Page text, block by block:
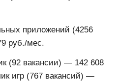
приложений (4256
руб./мес.
(92 вакансии) — 142 608
игр (767 вакансий) —